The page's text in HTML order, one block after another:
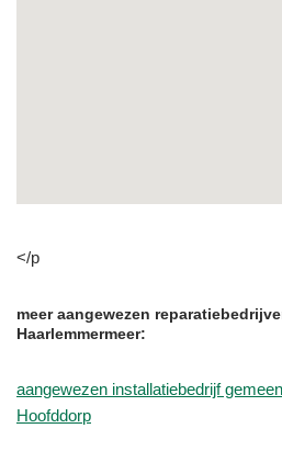
</p
meer aangewezen
Haarlemmermeer:
aangewezen installatiebedrijf
Hoofddorp